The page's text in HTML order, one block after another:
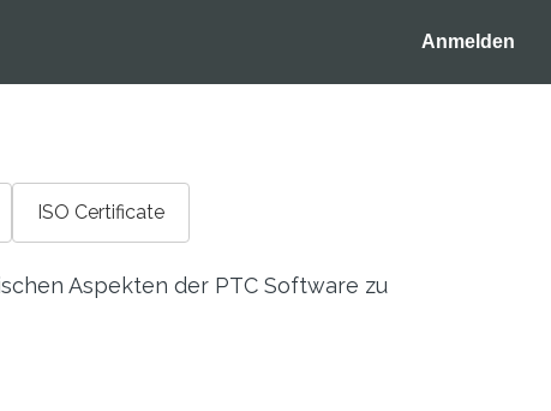
Anmelden
ISO Certificate
Aspekten der PTC Software zu